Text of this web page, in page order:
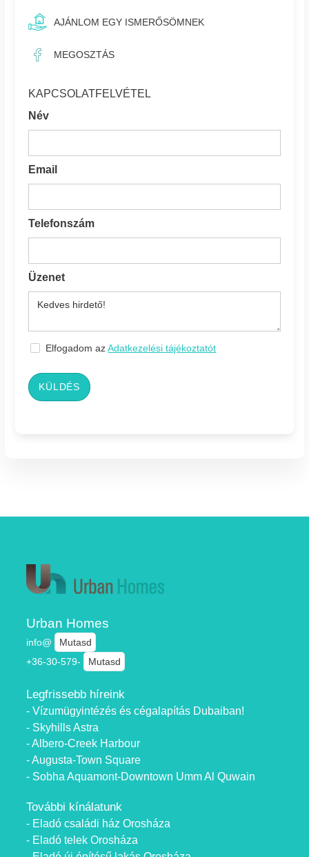
AJÁNLOM EGY ISMERŐSÖMNEK
MEGOSZTÁS
KAPCSOLATFELVÉTEL
Név
Email
Telefonszám
Üzenet
Elfogadom azAdatkezelési tájékoztatót
KÜLDÉS
Urban Homes
info@
Mutasd
+36-30-579-
Mutasd
Legfrissebb híreink
- Vízumügyintézés és cégalapítás Dubaiban!
- Skyhills Astra
- Albero-Creek Harbour
- Augusta-Town Square
- Sobha Aquamont-Downtown Umm Al Quwain
További kínálatunk
- Eladó családi ház Orosháza
- Eladó telek Orosháza